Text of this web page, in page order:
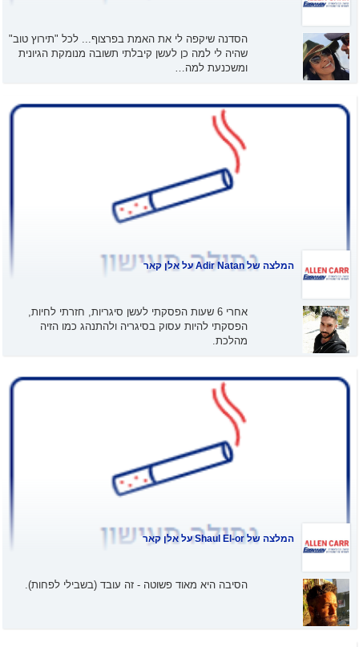
הסדנה שיקפה לי את האמת בפרצוף... לכל "תירוץ טוב"
שהיה לי למה כן לעשן קיבלתי תשובה מנומקת הגיונית
ומשכנעת למה…
המלצה של על אלן קאר
אחרי 6 שעות הפסקתי לעשן סיגריות, חזרתי לחיות,
הפסקתי להיות עסוק בסיגריה ולהתנהג כמו הזיה
מהלכת.
המלצה של על אלן קאר
הסיבה היא מאוד פשוטה - זה עובד (בשבילי לפחות).